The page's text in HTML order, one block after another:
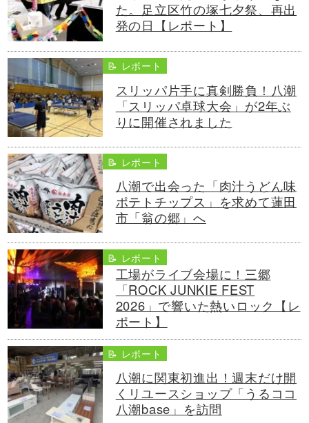
た。足立区竹の塚七夕祭、再出
発の日【レポート】
📝 レポート
スリッパ片手に真剣勝負！八潮
「スリッパ卓球大会」が2年ぶ
りに開催されました
📝 レポート
八潮で出会った「肉汁うどん味
ポテトチップス」を求めて蓮田
市「翁の郷」へ
📝 レポート
工場がライブ会場に！三郷
「ROCK JUNKIE FEST
2026」で響いた熱いロック【レ
ポート】
📝 レポート
八潮に関東初進出！週末だけ開
くリユースショップ「うるココ
八潮base」を訪問